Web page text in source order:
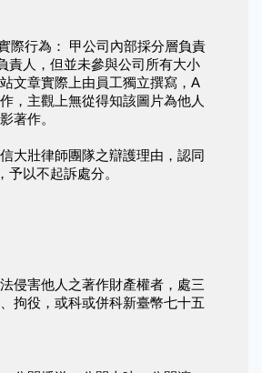
際行為： 甲公司內部採分層負責
責人，但並未參與公司所有大小
文章實際上由員工獨立撰寫，A
，主觀上無從得知該圖片為他人
著作。
大壯律師團隊之辯護理由，認同
予以不起訴處分。
侵害他人之著作財產權者，處三
拘役，或科或併科新臺幣七十五